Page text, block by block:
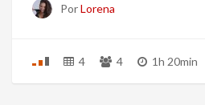
PorLorena
4 4 1h 20min